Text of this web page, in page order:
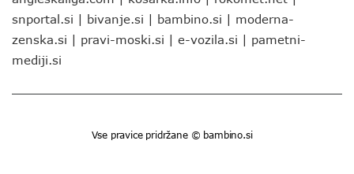
snportal.si | bivanje.si | bambino.si | moderna-
zenska.si | pravi-moski.si | e-vozila.si | pametni-
mediji.si
Vse pravice pridržane © bambino.si